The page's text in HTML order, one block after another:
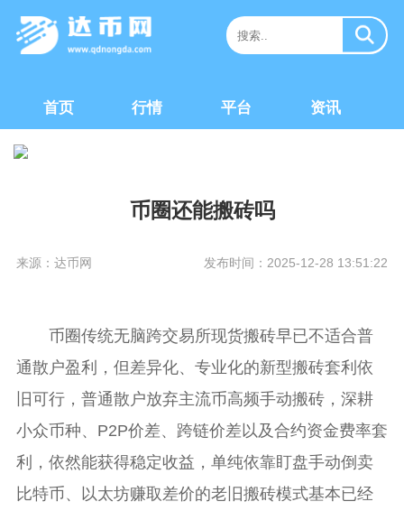
首页 行情 平台 资讯
币圈还能搬砖吗
来源：达币网 发布时间：2025-12-28 13:51:22
币圈传统无脑跨交易所现货搬砖早已不适合普
通散户盈利，但差异化、专业化的新型搬砖套利依
旧可行，普通散户放弃主流币高频手动搬砖，深耕
小众币种、P2P价差、跨链价差以及合约资金费率套
利，依然能获得稳定收益，单纯依靠盯盘手动倒卖
比特币、以太坊赚取差价的老旧搬砖模式基本已经